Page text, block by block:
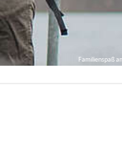
Familienspaß